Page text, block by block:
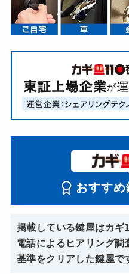
おすす
掲載している鍵屋はカギ
電話によるヒアリング調
基準をクリアした鍵屋で